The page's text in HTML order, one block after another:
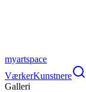
myartspace
VærkerKunstnere
Galleri